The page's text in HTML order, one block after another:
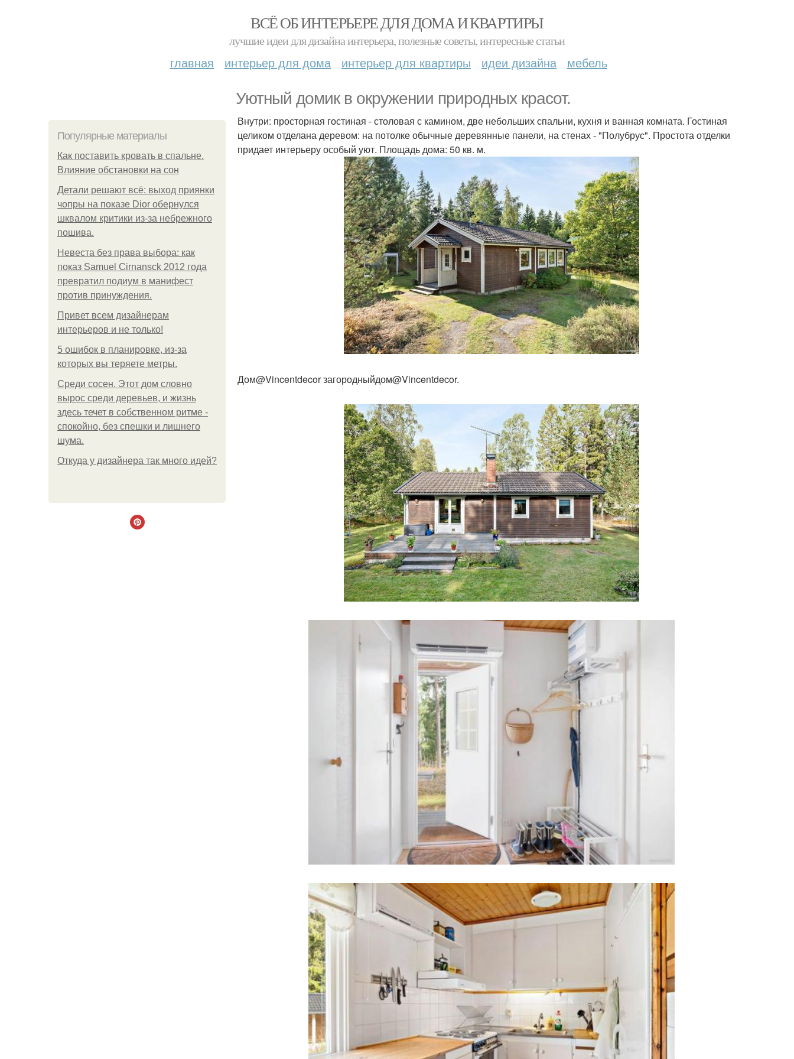
ВСЁ ОБ ИНТЕРЬЕРЕ ДЛЯ ДОМА И КВАРТИРЫ
лучшие идеи для дизайна интерьера, полезные советы, интересные статьи
главная интерьер для дома интерьер для квартиры идеи дизайна мебель
Уютный домик в окружении природных красот.
Популярные материалы
Как поставить кровать в спальне.
Влияние обстановки на сон
Детали решают всё: выход приянки
чопры на показе Dior обернулся
шквалом критики из-за небрежного
пошива.
Невеста без права выбора: как
показ Samuel Cirnansck 2012 года
превратил подиум в манифест
против принуждения.
Привет всем дизайнерам
интерьеров и не только!
5 ошибок в планировке, из-за
которых вы теряете метры.
Среди сосен. Этот дом словно
вырос среди деревьев, и жизнь
здесь течет в собственном ритме -
спокойно, без спешки и лишнего
шума.
Откуда у дизайнера так много идей?
Внутри: просторная гостиная - столовая с камином, две небольших спальни, кухня и ванная комната. Гостиная
целиком отделана деревом: на потолке обычные деревянные панели, на стенах - "Полубрус". Простота отделки
придает интерьеру особый уют. Площадь дома: 50 кв. м.
Дом@Vincentdecor загородныйдом@Vincentdecor.